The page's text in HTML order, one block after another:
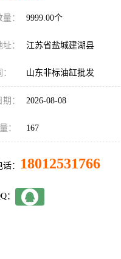
： 9999.00个
： 江苏省盐城建湖县
山东非标油缸批发
： 2026-08-08
： 167
： 18012531766
：